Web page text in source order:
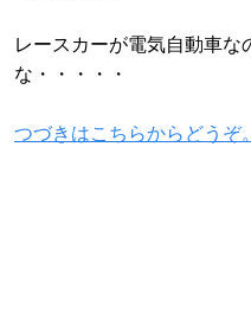
レースカーが電気自動車な
な・・・・・
つづきはこちらからどうぞ。